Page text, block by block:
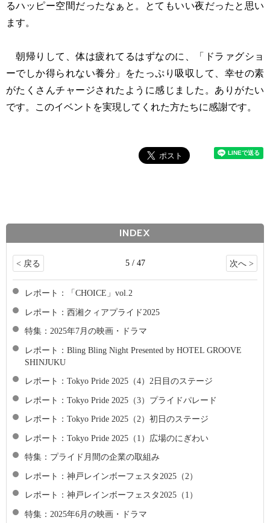
るハッピー空間だったなぁと。とてもいい夜だったと思い
ます。
朝帰りして、体は疲れてるはずなのに、「ドラァグショ
ーでしか得られない養分」をたっぷり吸収して、幸せの素
がたくさんチャージされたように感じました。ありがたい
です。このイベントを実現してくれた方たちに感謝です。
INDEX
< 戻る 5 / 47 次へ >
レポート：「CHOICE」vol.2
レポート：西湘クィアプライド2025
特集：2025年7月の映画・ドラマ
レポート：Bling Bling Night Presented by HOTEL GROOVE
SHINJUKU
レポート：Tokyo Pride 2025（4）2日目のステージ
レポート：Tokyo Pride 2025（3）プライドパレード
レポート：Tokyo Pride 2025（2）初日のステージ
レポート：Tokyo Pride 2025（1）広場のにぎわい
特集：プライド月間の企業の取組み
レポート：神戸レインボーフェスタ2025（2）
レポート：神戸レインボーフェスタ2025（1）
特集：2025年6月の映画・ドラマ